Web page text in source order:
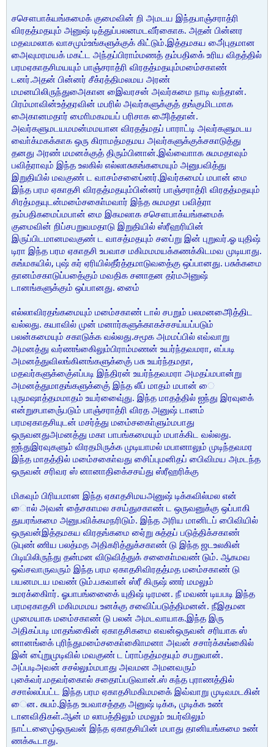
சசௌபாக்யங்கமைக் குமைவின் றி அமடய இந்தபாஞ்சராத்ரி
விரதத்மதயும் அனுஷ் டித்துப்பலனமடவீர்கைாக. அதன் பின்னர
மதவமலாக வாசமும்உங்களுக்குக் கிட்டும்.இத்தமகய அை்புதமான
அைவுமரமயக் மகட்ட அந்தப்பிராம்மணத் தம்பதிகை் உரிய விதத்தில்
பரமஏகாதசிமயயும் பாஞ்சராத்ரி விரதத்மதயும்மமை்சகாண்
டனர்.அதன் பின்னர் சீக்ரத்திமலமய அரண்
மமனயிலிருந்துஅைகான இைவரசன் அவர்கமை நாடி வந்தான்.
பிரம்மாவின்உத்தரவின் மபரில் அவர்களுக்குத் தங்குமிடமாக
அைகானமதார் மாைிமகமயப் பரிசாக அைித்தான்.
அவர்களுமடயமமன்மமயான விரதத்மதப் பாராட்டி அவர்களுமடய
வாை்க்மகக்காக ஒரு கிராமத்மதமய அவர்களுக்குக்சகாடுத்து
தனது அரண் மமனக்குத் திரும்பினான்.இவ்வாைாக சுமமதாவும்
பவித்ராவும் இந்த உலகில் எல்லாசுகங்கமையும் அனுபவித்து
இறுதியில் மவகுண் ட வாசம்சபை்ைனர்.இவர்கமைப் மபான் மை
இந்த பரம ஏகாதசி விரதத்மதயும்பின்னர் பாஞ்சராத்ரி விரதத்மதயும்
சிரத்மதயுடன்மமை்சகாை்மவார் இந்த சுமமதா பவித்ரா
தம்பதிகமைப்மபான் மை இகமலாக சசௌபாக்யங்கமைக்
குமைவின் றிப்சபறுவமதாடு இறுதியில் ஸ்ரீஹரியின்
இருப்பிடமானமவகுண் ட வாசத்மதயும் சபை்று இன் புறுவர்.ஓ யுதிஷ்
டிரா இந்த பரம ஏகாதசி உபவாச மகிமமமயக்கணக்கிடமவ முடியாது.
கங்மகயில், புஷ் கர் ஏரியில்தீர்த்தமாடுவதை்கு ஒப்பானது. பசுக்கமை
தானம்சகாடுப்பதை்கும் மவதிக சனாதன தர்மஅனுஷ்
டானங்களுக்கும் ஒப்பானது. மை்ை
எல்லாவிரதங்கமையும் மமை்சகாண் டால் சபறும் பலமனஅைித்திட
வல்லது. கயாவில் முன் மனார்களுக்காகச்சசய்யப்படும்
பலன்கமையும் சகாடுக்க வல்லது.சமூக அமமப்பில் எவ்வாறு
அமனத்து வர்ணங்கைிலும்பிராம்மணன் உயர்ந்தவமரா, எப்படி
அமனத்துவிலங்கினங்களுக்குை் பசு உயர்ந்தமதா,
மதவர்களுக்குை்எப்படி இந்திரன் உயர்ந்தவமரா அமதப்மபான்று
அமனத்துமாதங்களுக்குை் இந்த லீப் மாதம் மபான் ை
புருமஷாத்தமமாதம் உயர்வுை்ைது. இந்த மாதத்தில் ஐந்து இரவுகை்
என்றுசபாருை்படும் பாஞ்சராத்ரி விரத அனுஷ் டானம்
பரமஏகாதசியுடன் மசர்த்து மமை்சகாை்ளும்மபாது
ஒருவனதுஅமனத்து மகா பாபங்கமையும் மபாக்கிட வல்லது.
ஐந்துஇரவுகளும் விரதமிருக்க முடியாமல் மபானாலும் முடிந்தவமர
இந்த மாதத்தில் மமை்சகாை்வது சிைப்புமனிதப் பிைவிமய அமடந்த
ஒருவன் சரிவர ஸ் னானாதிகை்சசய்து ஸ்ரீஹரிக்கு
மிகவும் பிரியமான இந்த ஏகாதசிமயஅனுஷ் டிக்கவில்மல என்
ைால் அவன் தை்சகாமல சசய்துசகாண் ட ஒருவனுக்கு ஒப்பாகி
துயரங்கமை அனுபவிக்கமநரிடும். இந்த அரிய மானிடப் பிைவியில்
ஒருவன்இத்தமகய விரதங்கமை ஏை்று சுத்தப் படுத்திக்சகாண்
டுபுண் ணிய பலத்மத அதிகரித்துக்சகாண் டு இந்த ஜடஉலகின்
பிடியிலிருந்து தன்மன விடுவித்துக் சகாை்ைமவண் டும். ஆகமவ
ஒவ்சவாருவரும் இந்த பரம ஏகாதசிவிரதத்மத மமை்சகாண் டு
பயனமடய மவண் டும்.பகவான் ஸ்ரீ கிருஷ் ணர் மமலும்
உமரக்கிைார். ஓபாபங்கைை்ை யுதிஷ் டிரமன. நீ மவண் டியபடி இந்த
பரமஏகாதசி மகிமமமய உனக்கு சவைிப்படுத்திமனன். நீஇதமன
முமையாக மமை்சகாண் டு பலன் அமடவாயாக.இந்த இரு
அதிகப்படி மாதங்கைின் ஏகாதசிகமை எவன்ஒருவன் சரியாக ஸ்
னானங்கை் புரிந்துமமை்சகாை்கிைாமனா அவன் சசார்க்கங்கைில்
இன் புை்றுமுடிவில் மவகுண் ட ப்ராப்தத்மதயும் சபறுவான்.
அப்படிஅவன் சசல்லும்மபாது அவமன அமனவரும்
புகை்வர்.மதவர்கைால் சதாைப்படுவான்.ஸ் கந்த புராணத்தில்
சசால்லப்பட்ட இந்த பரம ஏகாதசிமகிமமகை் இவ்வாறு முடிவமடகின்
ைன. சுபம்.இந்த உபவாசத்தத அனுஷ் டிக்க, முடிக்க உண்
டானவிதிகள்.ஆன் ம லாபத்திலும் மமலும் உயர்விலும்
நாட்டமுை்ைஒருவன் இந்த ஏகாதசியின் மபாது தானியங்கமை உண்
ணக்கூடாது.